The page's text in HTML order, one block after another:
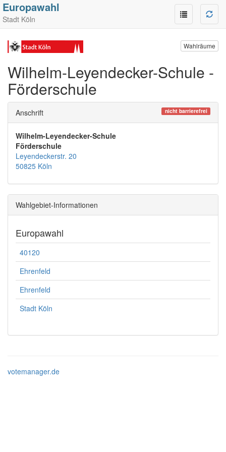
Europawahl
Stadt Köln
Wahlräume
Wilhelm-Leyendecker-Schule -
Förderschule
Anschrift nicht barrierefrei
Wilhelm-Leyendecker-Schule
Förderschule
Leyendeckerstr. 20
50825 Köln
Wahlgebiet-Informationen
Europawahl
40120
Ehrenfeld
Ehrenfeld
Stadt Köln
votemanager.de